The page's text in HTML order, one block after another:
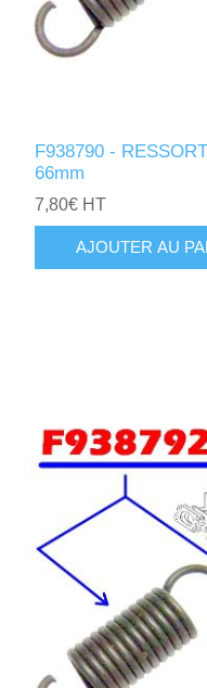
F938790 -
66mm
7,80€ HT
AJOUTER AU